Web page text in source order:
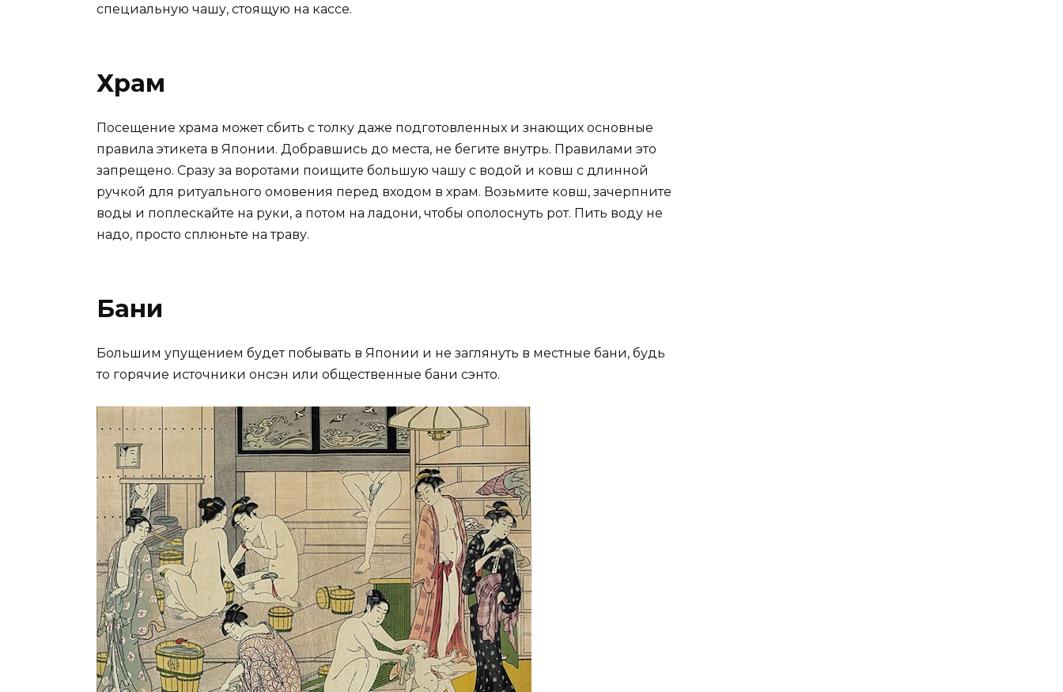
специальную чашу, стоящую на кассе.
Храм
Посещение храма может сбить с толку даже подготовленных и знающих основные
правила этикета в Японии. Добравшись до места, не бегите внутрь. Правилами это
запрещено. Сразу за воротами поищите большую чашу с водой и ковш с длинной
ручкой для ритуального омовения перед входом в храм. Возьмите ковш, зачерпните
воды и поплескайте на руки, а потом на ладони, чтобы ополоснуть рот. Пить воду не
надо, просто сплюньте на траву.
Бани
Большим упущением будет побывать в Японии и не заглянуть в местные бани, будь
то горячие источники онсэн или общественные бани сэнто.